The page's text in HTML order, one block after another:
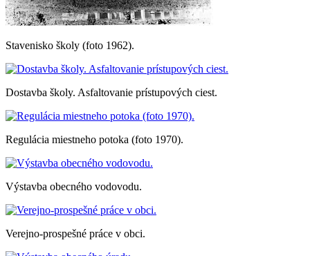
Stavenisko školy (foto 1962).
Dostavba školy. Asfaltovanie prístupových ciest.
Regulácia miestneho potoka (foto 1970).
Výstavba obecného vodovodu.
Verejno-prospešné práce v obci.